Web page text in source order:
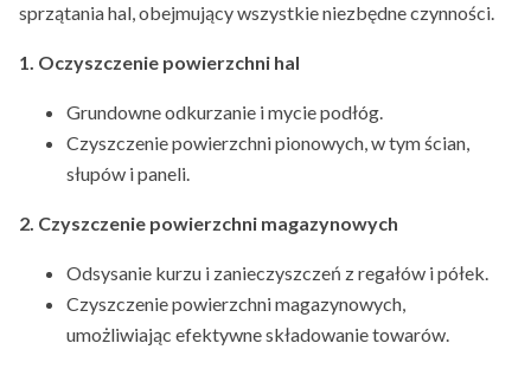
sprzątania hal, obejmujący wszystkie niezbędne czynności.
1. Oczyszczenie powierzchni hal
Grundowne odkurzanie i mycie podłóg.
Czyszczenie powierzchni pionowych, w tym ścian,
słupów i paneli.
2. Czyszczenie powierzchni magazynowych
Odsysanie kurzu i zanieczyszczeń z regałów i półek.
Czyszczenie powierzchni magazynowych,
umożliwiając efektywne składowanie towarów.